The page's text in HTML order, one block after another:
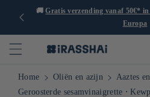
🚚Gratis verzending vanaf 50€*
Europa
Home Oliën en azijn
Aaztes
Geroosterde sesamvinaigrette ⋅